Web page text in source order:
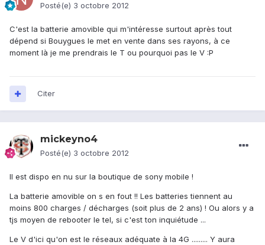
Posté(e) 3 octobre 2012
C'est la batterie amovible qui m'intéresse surtout après tout
dépend si Bouygues le met en vente dans ses rayons, à ce
moment là je me prendrais le T ou pourquoi pas le V :P
Citer
mickeyno4
Posté(e) 3 octobre 2012
Il est dispo en nu sur la boutique de sony mobile !
La batterie amovible on s en fout !! Les batteries tiennent au
moins 800 charges / décharges (soit plus de 2 ans) ! Ou alors y a
tjs moyen de rebooter le tel, si c'est ton inquiétude ...
Le V d'ici qu'on est le réseaux adéquate à la 4G ......... Y aura